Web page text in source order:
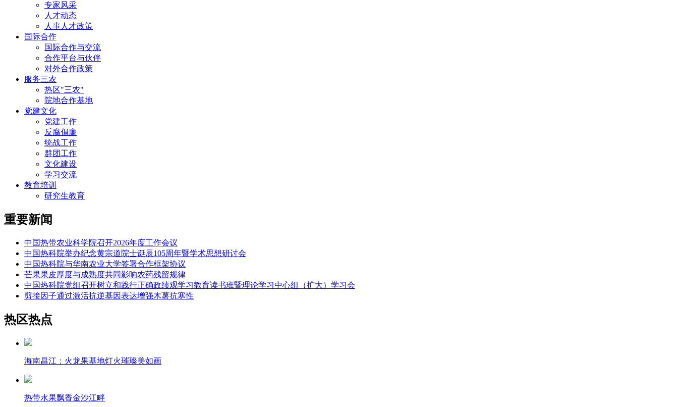
专家风采
人才动态
人事人才政策
国际合作
国际合作与交流
合作平台与伙伴
对外合作政策
服务三农
热区"三农"
院地合作基地
党建文化
党建工作
反腐倡廉
统战工作
群团工作
文化建设
学习交流
教育培训
研究生教育
重要新闻
中国热带农业科学院召开2026年度工作会议
中国热科院举办纪念黄宗道院士诞辰105周年暨学术思想研讨会
中国热科院与华南农业大学签署合作框架协议
芒果果皮厚度与成熟度共同影响农药残留规律
中国热科院党组召开树立和践行正确政绩观学习教育读书班暨理论学习中心组（扩大）学习会
剪接因子通过激活抗逆基因表达增强木薯抗寒性
热区热点
海南昌江：火龙果基地灯火璀璨美如画
热带水果飘香金沙江畔